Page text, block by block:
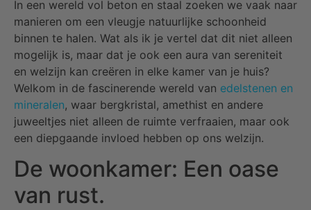
In een wereld vol beton en staal zoeken we vaak naar
manieren om een vleugje natuurlijke schoonheid
binnen te halen. Wat als ik je vertel dat dit niet alleen
mogelijk is, maar dat je ook een aura van sereniteit
en welzijn kan creëren in elke kamer van je huis?
Welkom in de fascinerende wereld van edelstenen en
mineralen, waar bergkristal, amethist en andere
juweeltjes niet alleen de ruimte verfraaien, maar ook
een diepgaande invloed hebben op ons welzijn.
De woonkamer: Een oase
van rust.